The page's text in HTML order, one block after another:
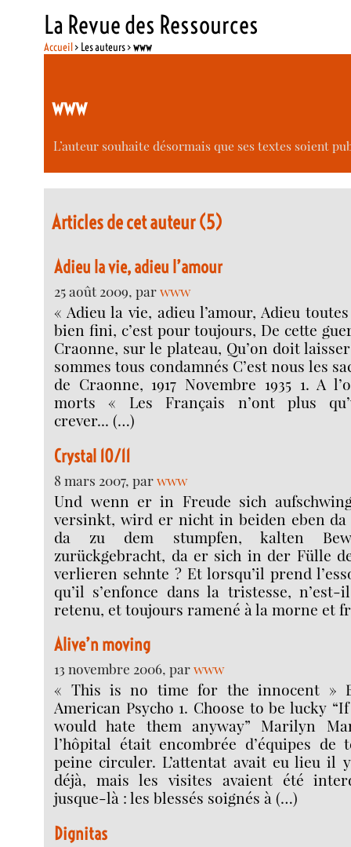
La Revue des Ressources
Accueil> Les auteurs >www
www
L’auteur souhaite désormais que ses textes soient
Articles de cet auteur (5)
Adieu la vie, adieu l’amour
25 août 2009, parwww
« Adieu la vie, adieu l’amour, Adieu
bien fini, c’est pour toujours, De cette
Craonne, sur le plateau, Qu’on doit
sommes tous condamnés C’est nous les
de Craonne, 1917 Novembre 1935 1. A
morts « Les Français n’ont plus
crever... (…)
Crystal 10/11
8 mars 2007, parwww
Und wenn er in Freude sich
versinkt, wird er nicht in beiden eben da
da zu dem stumpfen, kalten
zurückgebracht, da er sich in der Fülle
verlieren sehnte ? Et lorsqu’il prend
qu’il s’enfonce dans la tristesse,
retenu, et toujours ramené à la morne et
Alive’n moving
13 novembre 2006, parwww
« This is no time for the innocent »
American Psycho 1. Choose to be lucky
would hate them anyway” Marilyn
l’hôpital était encombrée d’équipes
peine circuler. L’attentat avait eu lieu il
déjà, mais les visites avaient été
jusque-là : les blessés soignés à (…)
Dignitas